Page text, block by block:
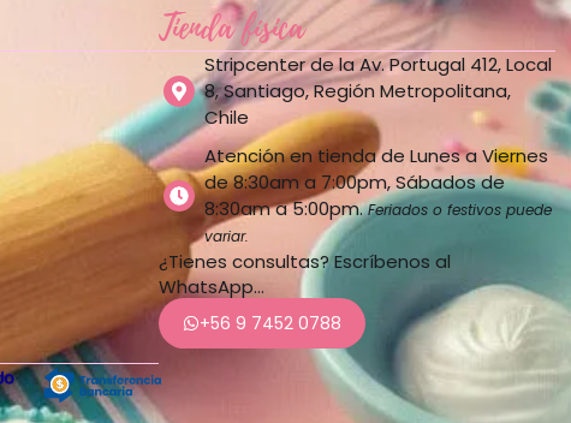
Tienda física
Stripcenter de la Av. Portugal 412, Local
8, Santiago, Región Metropolitana,
Chile
Atención en tienda de Lunes a Viernes
de 8:30am a 7:00pm, Sábados de
8:30am a 5:00pm.Feriados o festivos puede
variar.
¿Tienes consultas? Escríbenos al
WhatsApp…
+56 9 7452 0788